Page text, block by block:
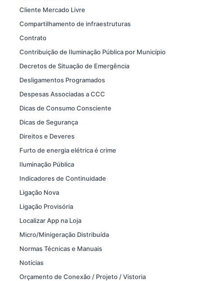
Cliente Mercado Livre
Compartilhamento de infraestruturas
Contrato
Contribuição de Iluminação Pública por Município
Decretos de Situação de Emergência
Desligamentos Programados
Despesas Associadas a CCC
Dicas de Consumo Consciente
Dicas de Segurança
Direitos e Deveres
Furto de energia elétrica é crime
Iluminação Pública
Indicadores de Continuidade
Ligação Nova
Ligação Provisória
Localizar App na Loja
Micro/Minigeração Distribuída
Normas Técnicas e Manuais
Notícias
Orçamento de Conexão / Projeto / Vistoria